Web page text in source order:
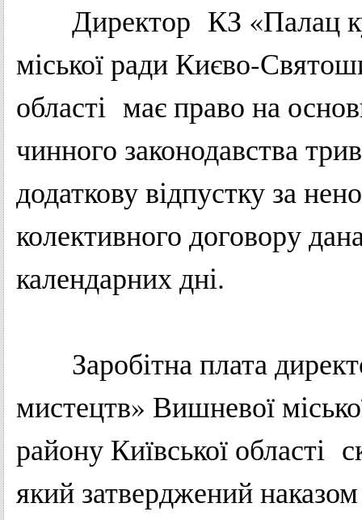
Директор КЗ «Палац
міськоїради Києво-
області маєправо на
чинного законодавства
додатковувідпустку за
колективного договору
календарнихдні.
Заробітнаплата
мистецтв» Вишневої
району Київської області
який затвердженийнаказом